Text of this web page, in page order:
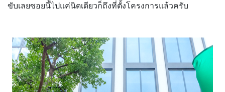
ขับเลยซอยนี้ไปแค่นิดเดียวก็ถึงที่ตั้งโครงการแล้วครับ